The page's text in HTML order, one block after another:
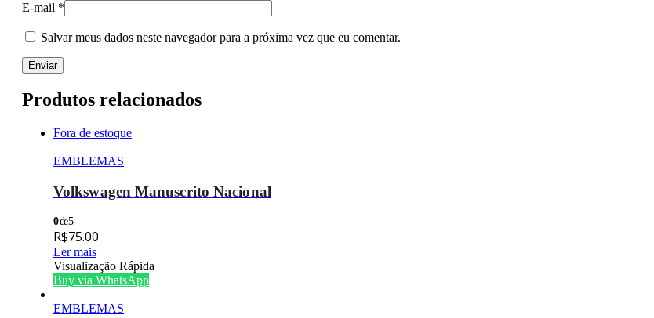
E-mail *
Salvar meus dados neste navegador para a próxima vez que eu comentar.
Produtos relacionados
Fora de estoque
EMBLEMAS
Volkswagen Manuscrito Nacional
0de 5
R$75.00
Ler mais
Visualização Rápida
Buy via WhatsApp
EMBLEMAS